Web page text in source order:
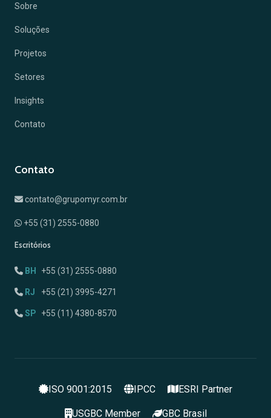
Sobre
Soluções
Projetos
Setores
Insights
Contato
Contato
contato@grupomyr.com.br
+55 (31) 2555-0880
Escritórios
BH +55 (31) 2555-0880
RJ +55 (21) 3995-4271
SP +55 (11) 4380-8570
ISO 9001:2015 IPCC ESRI Partner
USGBC Member GBC Brasil